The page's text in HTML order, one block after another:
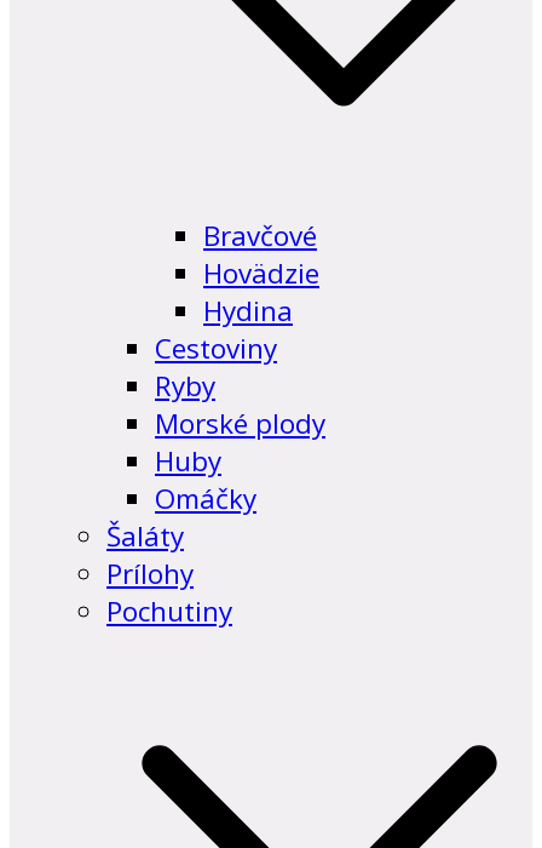
Bravčové
Hovädzie
Hydina
Cestoviny
Ryby
Morské plody
Huby
Omáčky
Šaláty
Prílohy
Pochutiny